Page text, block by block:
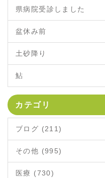
県病院受診しました
盆休み前
土砂降り
鮎
カテゴリ
ブログ (211)
その他 (995)
医療 (730)